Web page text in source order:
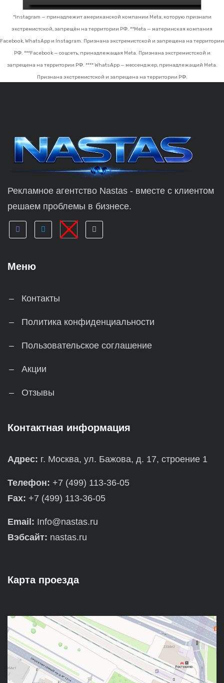
*Instagram — принадлежит американской компании Meta, которую признали
экстремистской, запрещён на территории РФ. **Meta — материнская компания
Facebook, WhatsApp и Instagram. Признана экстремистской и запрещена на территории
РФ. ***Facebook — соцсеть, принадлежащая Meta. Признана экстремистской и
запрещена на территории РФ. **** WhatsApp — мессенджер, принадлежащий Meta.
Признана экстремистской и запрещена на территории РФ.
Рекламное агентство Nastas - вместе с клиентом
решаем проблемы в бизнесе.
Меню
Контакты
Политика конфиденциальности
Пользовательское соглашение
Акции
Отзывы
Контактная информация
Адрес: г. Москва, ул. Бажова, д. 17, строение 1
Телефон: +7 (499) 113-36-05
Fax: +7 (499) 113-36-05
Email: Info@nastas.ru
Вэбсайт: nastas.ru
Карта проезда